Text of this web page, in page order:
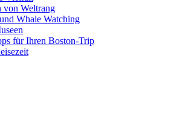
von Weltrang
Whale Watching
für Ihren Boston-Trip